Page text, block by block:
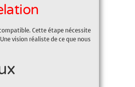
Cette étape nécessite
vision réaliste de ce que nous